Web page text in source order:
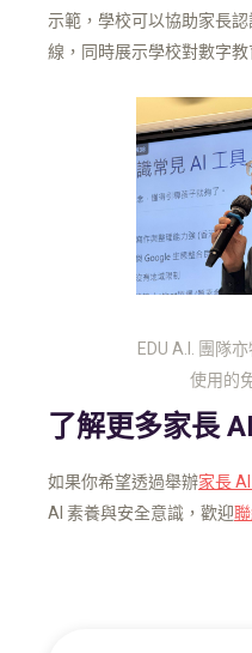
示範，學校可以協助家長
線，同時展示學校對數字
EDU A.I. 團隊
使用的
了解更多家長
如果你希望透過舉辦家長
AI 素養與安全意識，歡迎